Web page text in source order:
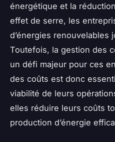
énergétique et la
effet de serre, les
d’énergies renouvelables
Toutefois, la gestion des
un défi majeur pour ces
des coûts est donc
viabilité de leurs
elles réduire leurs coûts
production d’énergie